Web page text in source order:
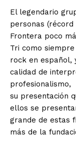
El legendario
personas (récord
Frontera poco
Tri como
rock en español,
calidad de
profesionalismo,
su presentación
ellos se
grande de estas
más de la